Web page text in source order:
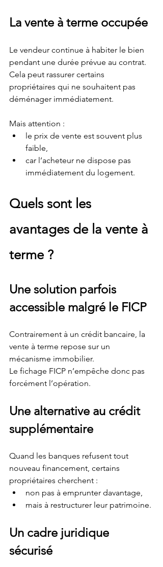
La vente à terme occupée
Le vendeur continue à habiter le bien
pendant une durée prévue au contrat.
Cela peut rassurer certains
propriétaires qui ne souhaitent pas
déménager immédiatement.
Mais attention :
le prix de vente est souvent plus
faible,
car l’acheteur ne dispose pas
immédiatement du logement.
Quels sont les
avantages de la vente à
terme ?
Une solution parfois
accessible malgré le FICP
Contrairement à un crédit bancaire, la
vente à terme repose sur un
mécanisme immobilier.
Le fichage FICP n’empêche donc pas
forcément l’opération.
Une alternative au crédit
supplémentaire
Quand les banques refusent tout
nouveau financement, certains
propriétaires cherchent :
non pas à emprunter davantage,
mais à restructurer leur patrimoine.
Un cadre juridique
sécurisé